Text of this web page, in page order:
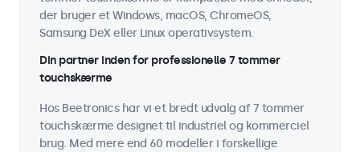
der bruger et Windows, macOS, ChromeOS,
Samsung DeX eller Linux operativsystem.
Din partner inden for professionelle 7 tommer
touchskærme
Hos Beetronics har vi et bredt udvalg af 7 tommer
touchskærme designet til industriel og kommerciel
brug. Med mere end 60 modeller i forskellige